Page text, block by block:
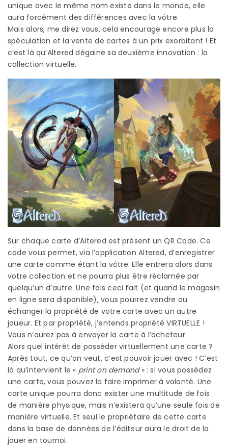
unique avec le même nom existe dans le monde, elle
aura forcément des différences avec la vôtre.
Mais alors, me direz vous, cela encourage encore plus la
spéculation et la vente de cartes à un prix exorbitant ! Et
c’est là qu’Altered dégaine sa deuxième innovation : la
collection virtuelle.
Sur chaque carte d’Altered est présent un QR Code. Ce
code vous permet, via l’application Altered, d’enregistrer
une carte comme étant la vôtre. Elle entrera alors dans
votre collection et ne pourra plus être réclamée par
quelqu’un d’autre. Une fois ceci fait (et quand le magasin
en ligne sera disponible), vous pourrez vendre ou
échanger la propriété de votre carte avec un autre
joueur. Et par propriété, j’entends propriété VIRTUELLE !
Vous n’aurez pas à envoyer la carte à l’acheteur.
Alors quel intérêt de posséder virtuellement une carte ?
Après tout, ce qu’on veut, c’est pouvoir jouer avec ! C’est
là qu’intervient le « print on demand» : si vous possédez
une carte, vous pouvez la faire imprimer à volonté. Une
carte unique pourra donc exister une multitude de fois
de manière physique, mais n’existera qu’une seule fois de
manière virtuelle. Et seul le propriétaire de cette carte
dans la base de données de l’éditeur aura le droit de la
jouer en tournoi.